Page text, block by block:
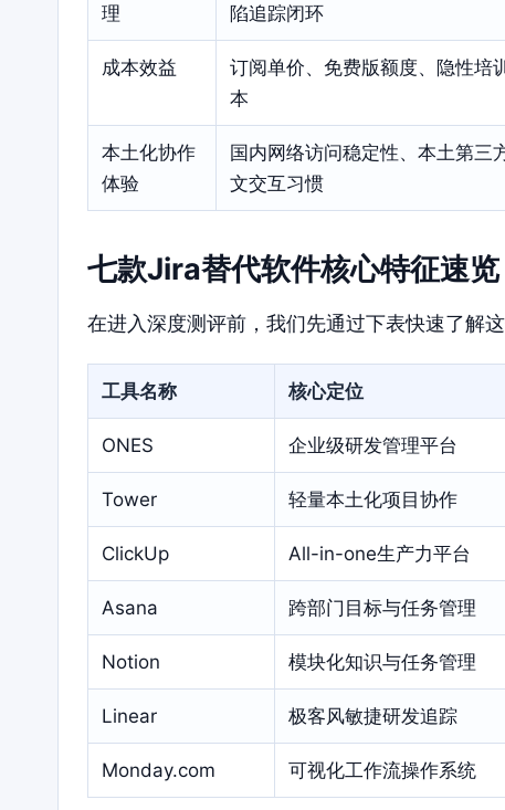
理
陷追踪闭环
成本效益
订阅单价、免费版额度、隐性培
本
本土化协作
体验
国内网络访问稳定性、本土第三
文交互习惯
七款Jira替代软件核心特征速览
在进入深度测评前，我们先通过下表快速了解
工具名称 核心定位
ONES 企业级研发管理平台
Tower 轻量本土化项目协作
ClickUp All-in-one生产力平台
Asana 跨部门目标与任务管理
Notion 模块化知识与任务管理
Linear 极客风敏捷研发追踪
Monday.com 可视化工作流操作系统